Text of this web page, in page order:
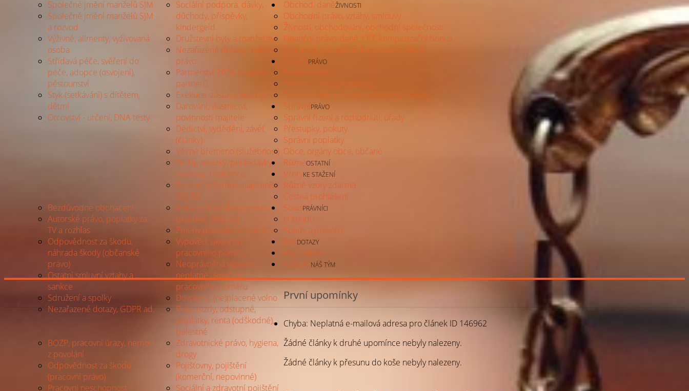
Společné jmění manželů SJM
Společné jmění manželů SJM
a rozvod
Výživné, alimenty, vyživovaná
osoba
Střídavá péče, svěření do
péče, adopce (osvojení),
pěstounství
Styk (setkávání) s dítětem,
dětmi
Otcovství - určení, DNA testy
Sociální podpora, dávky,
důchody, příspěvky,
kindergeld
Družstevní byty a manželství
Nezařazené dotazy, rodinné
právo
Partnerství 2026, majetek
partnerů
Exekuce, zástava, dražby
Darování, vlastnictví,
povinnosti majitele
Dědictví, vydědění, závěť
(články)
Věcné břemeno (služebnost)
Dluhy, závazky, pohledávky,
směnky, insolvence
Bydlení, nájemné, nájemníci,
SVJ, BD
Bezdůvodné obohacení
Autorské právo, poplatky za
TV a rozhlas
Odpovědnost za škodu,
náhrada škody (občanské
právo)
Ostatní smluvní vztahy a
sankce
Sdružení a spolky
Nezařazené dotazy, GDPR ad.
Vznik pracovního poměru,
pracovní smlouva
Změny pracovního poměru
Výpověď, ukončení
pracovního poměru
Neoprávněná výpověď,
neplatné ukončení
pracovního poměru
Dovolená, (ne)placené volno
Platy, mzdy, odstupné,
příplatky, renta (odškodné),
bolestné
BOZP, pracovní úrazy, nemoci
z povolání
Odpovědnost za škodu
(pracovní právo)
Pracovní neschopnost
Obchod, daněŽIVNOSTI
Obchodní právo, vztahy, smlouvy
Živnosti, obchodování, obchodní společnosti
Finanční právo, daně, EET, kompenzační bonus
Reklamace, kupní smlouva, spotřebitel
TrestníPRÁVO
Trestní řízení
Trestné činy a přestupky
Trestní sazby, ochranná opatření, pokuty
SprávníPRÁVO
Správní řízení a rozhodnutí, úřady
Přestupky, pokuty
Správní poplatky
Obce, orgány obce, občané
RůznéOSTATNÍ
Zdravotnické právo, hygiena,
drogy
Pojišťovny, pojištění
(komerční, nepovinné)
Sociální a zdravotní pojištění
VzoryKE STAŽENÍ
Různé vzory zdarma
Čestná prohlášení
SoudPRÁVNÍCI
U soudu
Soudy a právníci
JinéDOTAZY
Vložit dotaz
KontaktNÁŠ TÝM
První upomínky
Chyba: Neplatná e-mailová adresa pro článek ID 146962
Žádné články k druhé upomínce nebyly nalezeny.
Žádné články k přesunu do koše nebyly nalezeny.